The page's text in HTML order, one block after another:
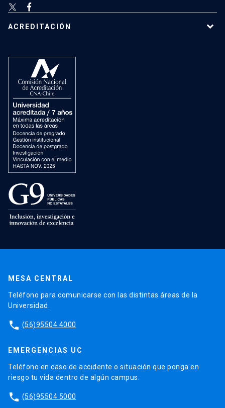
ACREDITACIÓN
MESA CENTRAL
Teléfono para comunicarse con las distintas áreas de la
Universidad.
phone (56)95504 4000
EMERGENCIAS UC
Teléfono en caso de accidente o situación que ponga en
riesgo tu vida dentro de algún campus.
phone (56)95504 5000